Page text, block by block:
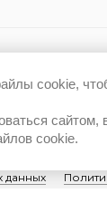
Kraski-
данных
cookie,
сайтом,
cookie.